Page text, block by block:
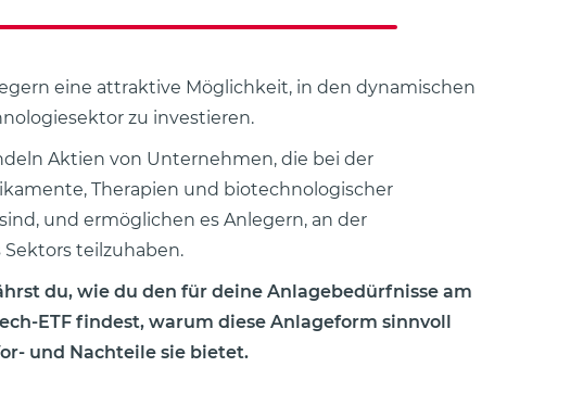
eine attraktive Möglichkeit, in den dynamischen
zu investieren.
Aktien von Unternehmen, die bei der
Therapien und biotechnologischer
und ermöglichen es Anlegern, an der
teilzuhaben.
du, wie du den für deine Anlagebedürfnisse am
ETF findest, warum diese Anlageform sinnvoll
und Nachteile sie bietet.